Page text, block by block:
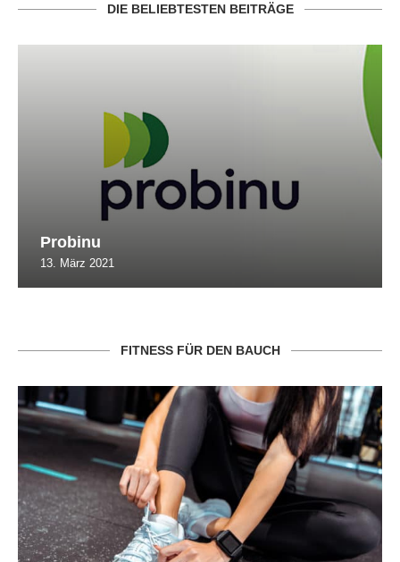
DIE BELIEBTESTEN BEITRÄGE
Probinu
13. März 2021
FITNESS FÜR DEN BAUCH